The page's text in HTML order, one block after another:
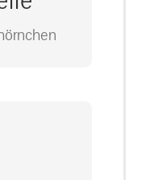
Infos